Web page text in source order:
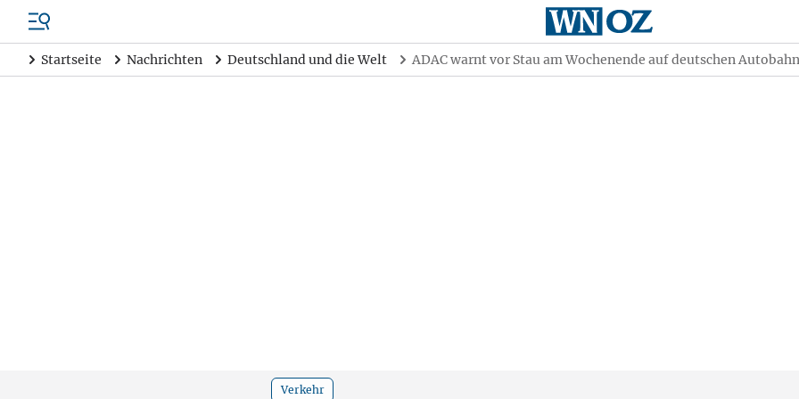
Startseite Nachrichten Deutschland und die Welt ADAC warnt vor Stau am Wochenende auf deutschen
Verkehr